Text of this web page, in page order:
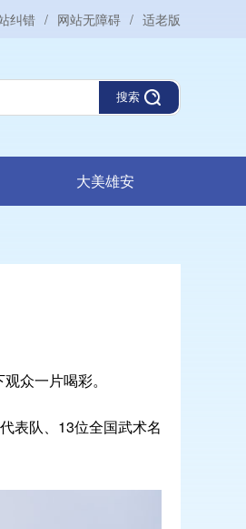
纠错 / 网站无障碍 / 适老版
搜索
大美雄安
众一片喝彩。
表队、13位全国武术名